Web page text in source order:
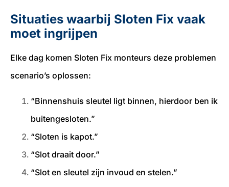
Situaties waarbij Sloten Fix vaak
moet ingrijpen
Elke dag komen Sloten Fix monteurs deze problemen
scenario’s oplossen:
“Binnenshuis sleutel ligt binnen, hierdoor ben ik
buitengesloten.”
“Sloten is kapot.”
“Slot draait door.”
“Slot en sleutel zijn invoud en stelen.”